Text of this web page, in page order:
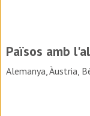
Països amb
Alemanya, Àustria,